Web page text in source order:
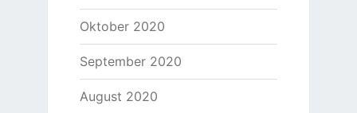
Oktober 2020
September 2020
August 2020